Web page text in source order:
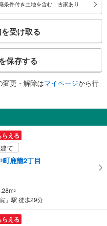
条件付き土地を含む｜古家あり
受け取る
保存する
変更・解除はマイページから行
える
て
町鹿籠2丁目
2
」駅 徒歩29分
える